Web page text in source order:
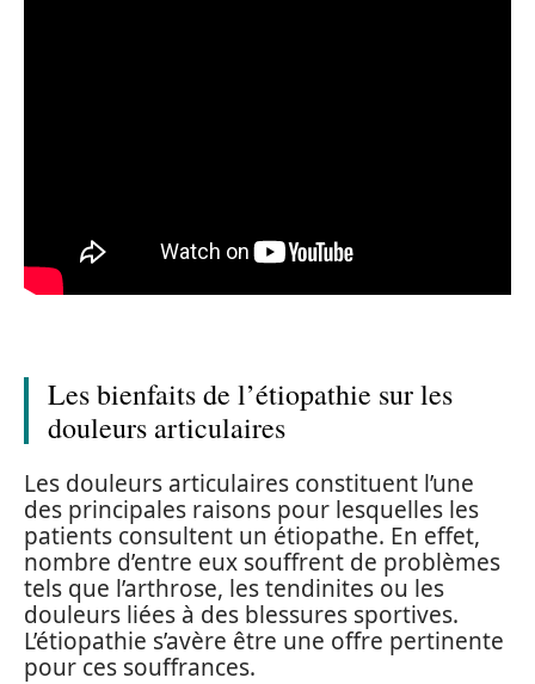
Les bienfaits de l’étiopathie sur les
douleurs articulaires
Les douleurs articulaires constituent l’une
des principales raisons pour lesquelles les
patients consultent un étiopathe. En effet,
nombre d’entre eux souffrent de problèmes
tels que l’arthrose, les tendinites ou les
douleurs liées à des blessures sportives.
L’étiopathie s’avère être une offre pertinente
pour ces souffrances.